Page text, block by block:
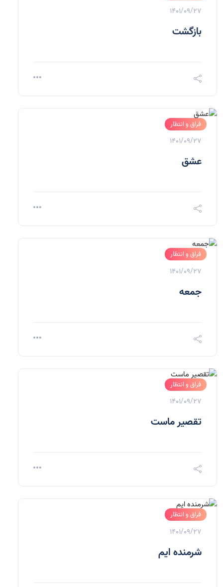
1401/09/27
بازگشت
فراق و انتظار
1401/09/27
عشق
فراق و انتظار
1401/09/27
جمعه
فراق و انتظار
1401/09/27
تقصیر ماست
فراق و انتظار
1401/09/27
شرمنده ایم